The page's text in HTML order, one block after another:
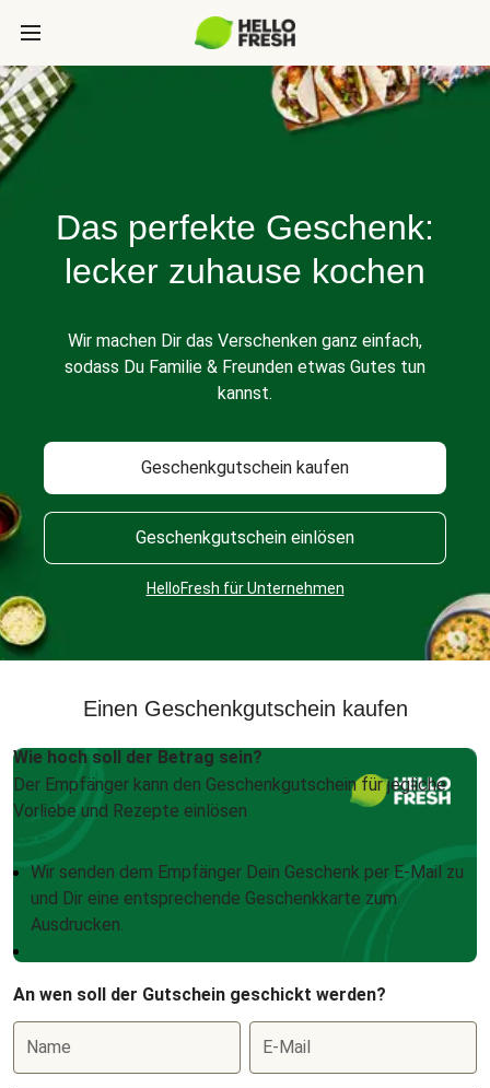
Das perfekte Geschenk:
lecker zuhause kochen
Wir machen Dir das Verschenken ganz einfach,
sodass Du Familie & Freunden etwas Gutes tun
kannst.
Geschenkgutschein kaufen
Geschenkgutschein einlösen
HelloFresh für Unternehmen
Einen Geschenkgutschein kaufen
Wie hoch soll der Betrag sein?
Der Empfänger kann den Geschenkgutschein für jegliche
Vorliebe und Rezepte einlösen
Wir senden dem Empfänger Dein Geschenk per E-Mail zu
und Dir eine entsprechende Geschenkkarte zum
Ausdrucken.
An wen soll der Gutschein geschickt werden?
Name E-Mail